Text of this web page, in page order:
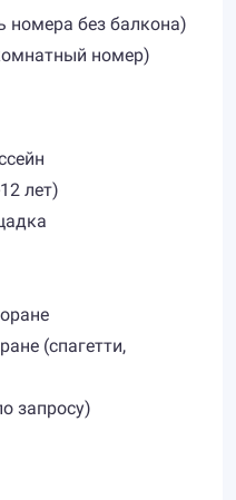
номера без балкона)
номер)
лет)
(спагетти,
запросу)